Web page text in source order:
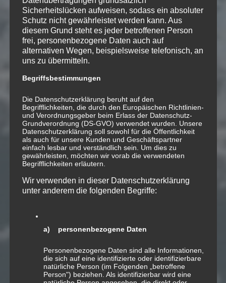
Marcel Oetiker· round table [teaser solo/trio]
Stück für Standard Schwyzerörgeli –
Solo, oder auch im Trio mit Klavier und
Bass.
verfügbar in den gängigen
AppleMusic ,Spotify ,Deezer,iTunes,
YouTube Music, …
07
DEZ.
Sicherheitslücken aufweisen, sodass ein absoluter
Schutz nicht gewährleistet werden kann. Aus
diesem Grund steht es jeder betroffenen Person
frei, personenbezogene Daten auch auf
alternativen Wegen, beispielsweise telefonisch, an
uns zu übermitteln.
Begriffsbestimmungen
Die Datenschutzerklärung beruht auf den
Begrifflichkeiten, die durch den Europäischen Richtlinien-
und Verordnungsgeber beim Erlass der Datenschutz-
Grundverordnung (DS-GVO) verwendet wurden. Unsere
Datenschutzerklärung soll sowohl für die Öffentlichkeit
als auch für unsere Kunden und Geschäftspartner
einfach lesbar und verständlich sein. Um dies zu
gewährleisten, möchten wir vorab die verwendeten
Begrifflichkeiten erläutern.
Wir verwenden in dieser Datenschutzerklärung
unter anderem die folgenden Begriffe:
a) personenbezogene Daten
Personenbezogene Daten sind alle Informationen,
die sich auf eine identifizierte oder identifizierbare
natürliche Person (im Folgenden „betroffene
Person") beziehen. Als identifizierbar wird eine